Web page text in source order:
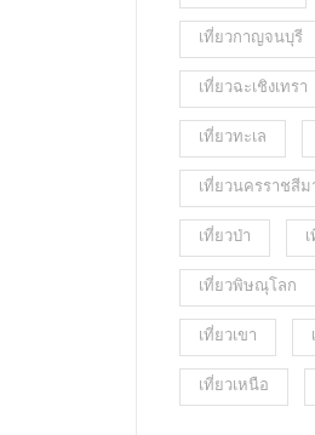
เที่ยวกาญจนบุรี
เที่ยวฉะเชิงเทรา
เที่ยวทะเล
เที่ยวนครราชสีม
เที่ยวป่า
เที่ยวพิษณุโลก
เที่ยวเขา
เที่ยวเหนือ